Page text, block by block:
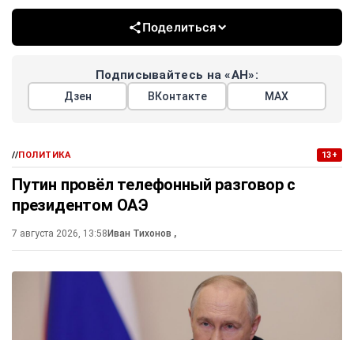
Поделиться
Подписывайтесь на «АН»:
Дзен ВКонтакте МАХ
//ПОЛИТИКА 13+
Путин провёл телефонный разговор с
президентом ОАЭ
7 августа 2026, 13:58 Иван Тихонов ,